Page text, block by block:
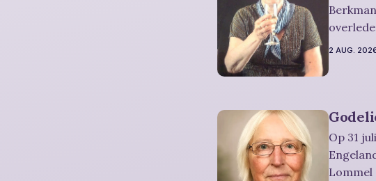
en werd 84 jaar. Rouwbericht
2 AUG.
Op 31
Lommel